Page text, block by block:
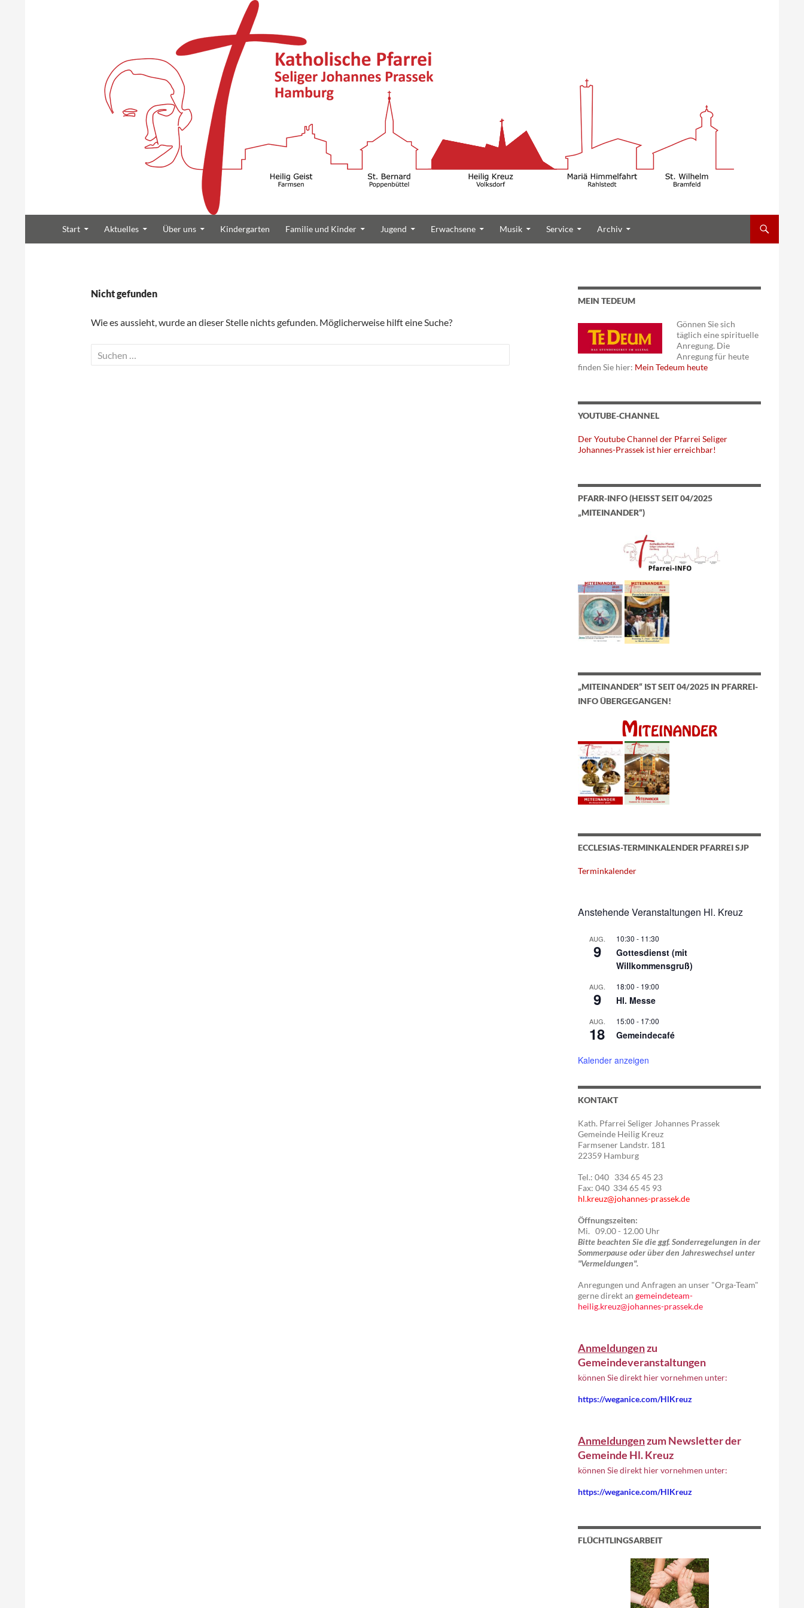
Heilig Kreuz Volksdorf
Start Aktuelles Über uns Kindergarten Familie und Kinder Jugend Erwachsene Musik Service Archiv
Nicht gefunden
Wie es aussieht, wurde an dieser Stelle nichts gefunden. Möglicherweise hilft eine Suche?
u
MEIN TEDEUM
Gönnen Sie sich
täglich eine spirituelle
Anregung. Die
Anregung für heute
finden Sie hier: Mein Tedeum heute
YOUTUBE-CHANNEL
Der Youtube Channel der Pfarrei Seliger
Johannes-Prassek ist hier erreichbar!
PFARR-INFO (HEISST SEIT 04/2025 „
MITEINANDER“)
„MITEINANDER“ IST SEIT 04/2025 IN PFARREI-
INFO ÜBERGEGANGEN!
ECCLESIAS-TERMINKALENDER PFARREI SJP
Terminkalender
Anstehende Veranstaltungen Hl. Kreuz
AUG.
9
10:30 - 11:30
Gottesdienst (mit
Willkommensgruß)
AUG.
9
18:00 - 19:00
Hl. Messe
AUG.
18
15:00 - 17:00
Gemeindecafé
Kalender anzeigen
KONTAKT
Kath. Pfarrei Seliger Johannes Prassek
Gemeinde Heilig Kreuz
Farmsener Landstr. 181
22359 Hamburg
Tel.: 040 334 65 45 23
Fax: 040 334 65 45 93
hl.kreuz@johannes-prassek.de
Öffnungszeiten:
Mi. 09.00 - 12.00 Uhr
Bitte beachten Sie die ggf. Sonderregelungen in der
Sommerpause oder über den Jahreswechsel unter
"Vermeldungen".
Anregungen und Anfragen an unser "Orga-Team"
gerne direkt an gemeindeteam-
heilig.kreuz@johannes-prassek.de
Anmeldungenzu
Gemeindeveranstaltungen
können Sie direkt hier vornehmen unter:
https://weganice.com/HlKreuz
Anmeldungenzum Newsletter der
Gemeinde Hl. Kreuz
können Sie direkt hier vornehmen unter:
https://weganice.com/HlKreuz
FLÜCHTLINGSARBEIT